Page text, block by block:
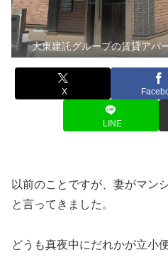
大東建託グループの賃貸アパ
X
LINE
以前のことですが 、妻がマン
と言ってきました。
どうも真夜中にだれかが立小